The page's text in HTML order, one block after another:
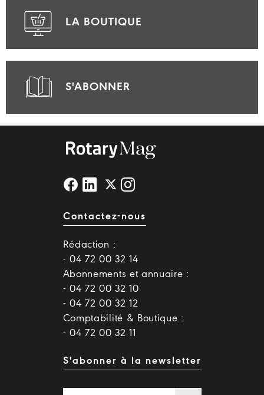
LA BOUTIQUE
S'ABONNER
Contactez-nous
Rédaction :
- 04 72 00 32 14
Abonnements et annuaire :
- 04 72 00 32 10
- 04 72 00 32 12
Comptabilité & Boutique :
- 04 72 00 32 11
S'abonner à la newsletter